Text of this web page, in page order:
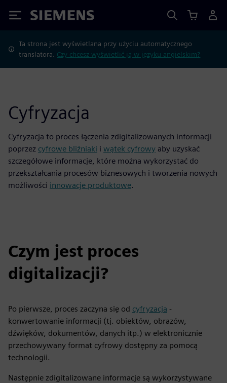
Siemens
Ta strona jest wyświetlana przy użyciu automatycznego
translatora. Czy chcesz wyświetlić ją w języku angielskim?
Cyfryzacja
Cyfryzacja to proces łączenia zdigitalizowanych informacji
poprzez cyfrowe bliźniaki i wątek cyfrowy aby uzyskać
szczegółowe informacje, które można wykorzystać do
przekształcania procesów biznesowych i tworzenia nowych
możliwości innowacje produktowe.
Czym jest proces
digitalizacji?
Po pierwsze, proces zaczyna się od cyfryzacja -
konwertowanie informacji (tj. obiektów, obrazów,
dźwięków, dokumentów, danych itp.) w elektronicznie
przechowywany format cyfrowy dostępny za pomocą
technologii.
Następnie zdigitalizowane informacje są wykorzystywane